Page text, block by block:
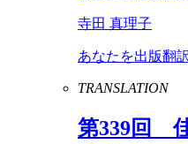
寺田 真理子
あなたを出版翻
TRANSLATION
第339回